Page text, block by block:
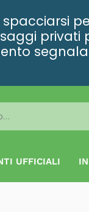
privati
UFFICIALI